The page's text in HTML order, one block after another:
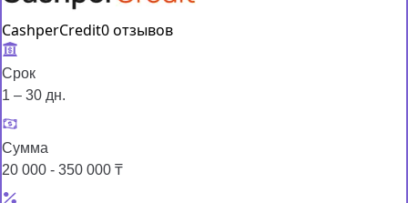
CashperCredit0 отзывов
Срок
1 – 30 дн.
Сумма
20 000 - 350 000 ₸